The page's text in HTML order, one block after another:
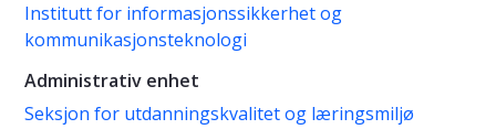
Institutt for informasjonssikkerhet og
kommunikasjonsteknologi
Administrativ enhet
Seksjon for utdanningskvalitet og læringsmiljø